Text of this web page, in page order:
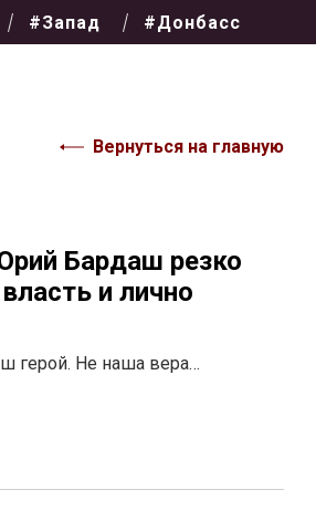
#Запад #Донбасс
Вернуться на главную
Бардаш резко
и лично
герой. Не наша вера…